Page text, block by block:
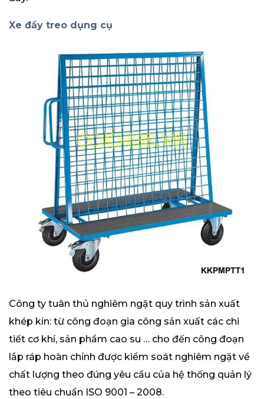
Xe đẩy treo dụng cụ
Công ty tuân thủ nghiêm ngặt quy trình sản xuất
khép kín: từ công đoạn gia công sản xuất các chi
tiết cơ khí, sản phẩm cao su … cho đến công đoạn
lắp ráp hoàn chỉnh được kiểm soát nghiêm ngặt về
chất lượng theo đúng yêu cầu của hệ thống quản lý
theo tiêu chuẩn ISO 9001 – 2008.